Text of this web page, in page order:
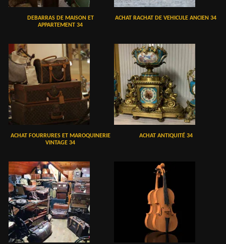
DEBARRAS DE MAISON ET
APPARTEMENT 34
ACHAT RACHAT DE VEHICULE ANCIEN 34
ACHAT FOURRURES ET MAROQUINERIE
VINTAGE 34
ACHAT ANTIQUITÉ 34